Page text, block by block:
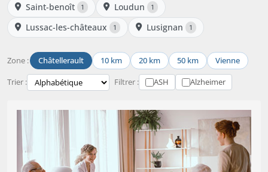
Saint-benoît 1 Loudun 1
Lussac-les-châteaux 1 Lusignan 1
Zone : Châtellerault 10 km 20 km 50 km Vienne
Trier : Filtrer : ASH Alzheimer